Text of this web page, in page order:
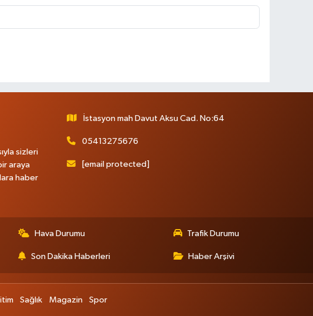
sizleri
araya
haber
İstasyon mah Davut Aksu Cad. No:64
05413275676
[email protected]
Hava Durumu Trafik Durumu
Son Dakika Haberleri Haber Arşivi
Sağlık Magazin Spor